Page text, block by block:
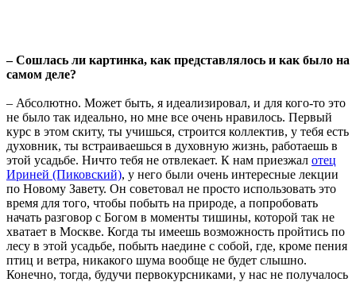
– Сошлась ли картинка, как представлялось и как было на
самом деле?
– Абсолютно. Может быть, я идеализировал, и для кого-то это
не было так идеально, но мне все очень нравилось. Первый
курс в этом скиту, ты учишься, строится коллектив, у тебя есть
духовник, ты встраиваешься в духовную жизнь, работаешь в
этой усадьбе. Ничто тебя не отвлекает. К нам приезжал отец
Ириней (Пиковский), у него были очень интересные лекции
по Новому Завету. Он советовал не просто использовать это
время для того, чтобы побыть на природе, а попробовать
начать разговор с Богом в моменты тишины, которой так не
хватает в Москве. Когда ты имеешь возможность пройтись по
лесу в этой усадьбе, побыть наедине с собой, где, кроме пения
птиц и ветра, никакого шума вообще не будет слышно.
Конечно, тогда, будучи первокурсниками, у нас не получалось